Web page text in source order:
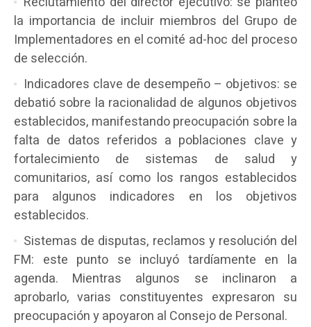
la importancia de incluir miembros del Grupo de
Implementadores en el comité ad-hoc del proceso
de selección.
Indicadores clave de desempeño – objetivos: se
debatió sobre la racionalidad de algunos objetivos
establecidos, manifestando preocupación sobre la
falta de datos referidos a poblaciones clave y
fortalecimiento de sistemas de salud y
comunitarios, así como los rangos establecidos
para algunos indicadores en los objetivos
establecidos.
Sistemas de disputas, reclamos y resolución del
FM: este punto se incluyó tardíamente en la
agenda. Mientras algunos se inclinaron a
aprobarlo, varias constituyentes expresaron su
preocupación y apoyaron al Consejo de Personal.